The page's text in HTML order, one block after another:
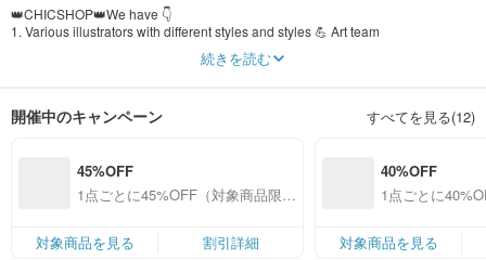
👑CHICSHOP👑We have 👇
1. Various illustrators with different styles and styles 💪 Art team
2. Professional production team💪Complete pre-sale and after-sale service
3. The best product quality 💪 If there is any problem with the product, we will
phone case materials
Tens of thousands of praise, high quality, high texture, good service, reliable!
続きを読む
開催中のキャンペーン すべてを見る(12)
45%OFF
1点ごとに45%OFF（対象商品限
対象商品を見る
割引詳細
40%OFF
1点ごとに
対象商品を見る